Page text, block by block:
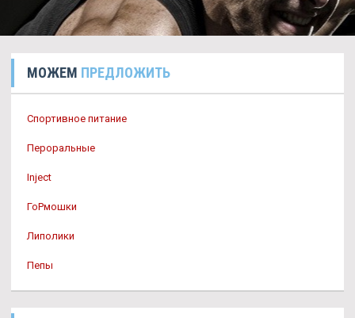
МОЖЕМ ПРЕДЛОЖИТЬ
Спортивное питание
Пероральные
Inject
ГоРмошки
Липолики
Пепы